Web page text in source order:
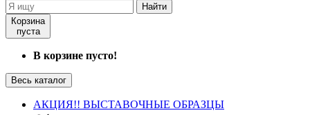
Найти
Корзина
пуста
В корзине пусто!
Весь каталог
АКЦИЯ!! ВЫСТАВОЧНЫЕ ОБРАЗЦЫ